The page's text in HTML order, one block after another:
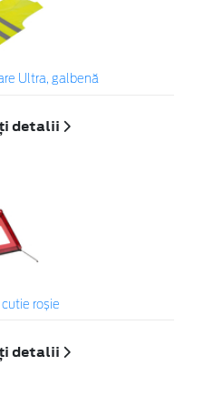
Ultra, galbenă
detalii
roșie
detalii